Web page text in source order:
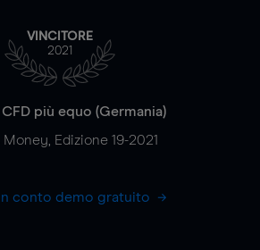
VINCITORE
2021
più equo (Germania)
Money, Edizione 19-2021
conto demo gratuito